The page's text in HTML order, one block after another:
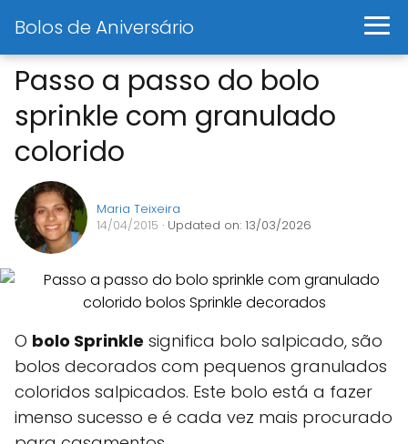
Bolos de Aniversário
Passo a passo do bolo
sprinkle com granulado
colorido
Maria Teixeira
14/04/2015 · Updated on: 13/03/2026
O bolo Sprinkle significa bolo salpicado, são
bolos decorados com pequenos granulados
coloridos salpicados. Este bolo está a fazer
imenso sucesso e é cada vez mais procurado